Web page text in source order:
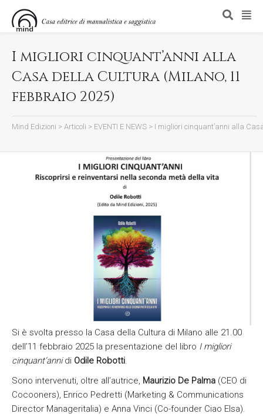
I migliori cinquant’anni alla
Casa della Cultura (Milano, 11
febbraio 2025)
Mind Edizioni > Articoli > EVENTI E NEWS > I migliori cinquant’anni alla
Si è svolta presso la Casa della Cultura di Milano alle 21.00
dell’11 febbraio 2025 la presentazione del libro I migliori
cinquant’annidi Odile Robotti.
Sono intervenuti, oltre all’autrice, Maurizio De Palma (CEO di
Cocooners), Enrico Pedretti (Marketing & Communications
Director Manageritalia) e Anna Vinci (Co-founder Ciao Elsa).